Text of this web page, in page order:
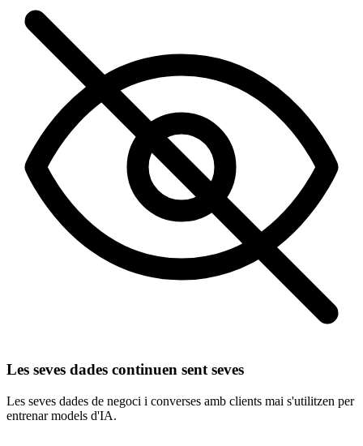
Les seves dades continuen sent seves
Les seves dades de negoci i converses amb clients mai s'utilitzen per
entrenar models d'IA.